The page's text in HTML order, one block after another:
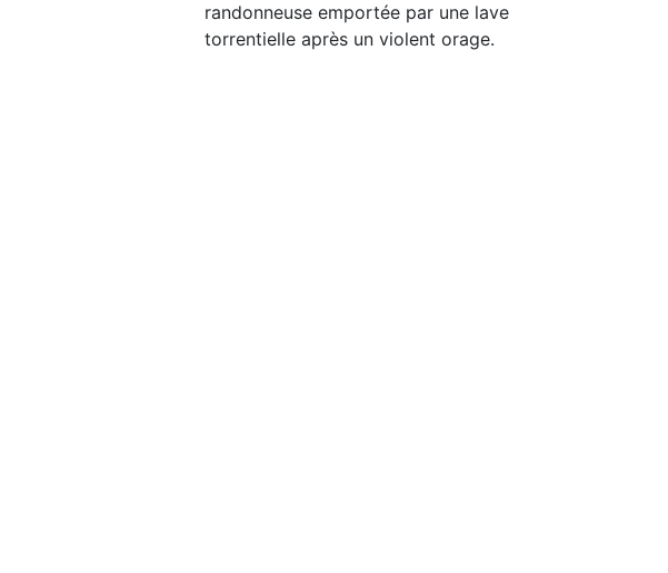
randonneuse emportée par une lave
torrentielle après un violent orage.